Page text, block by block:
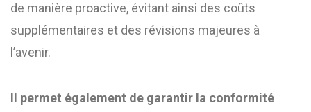
de manière proactive, évitant ainsi des coûts
supplémentaires et des révisions majeures à
l’avenir.
Il permet également de garantir la conformité